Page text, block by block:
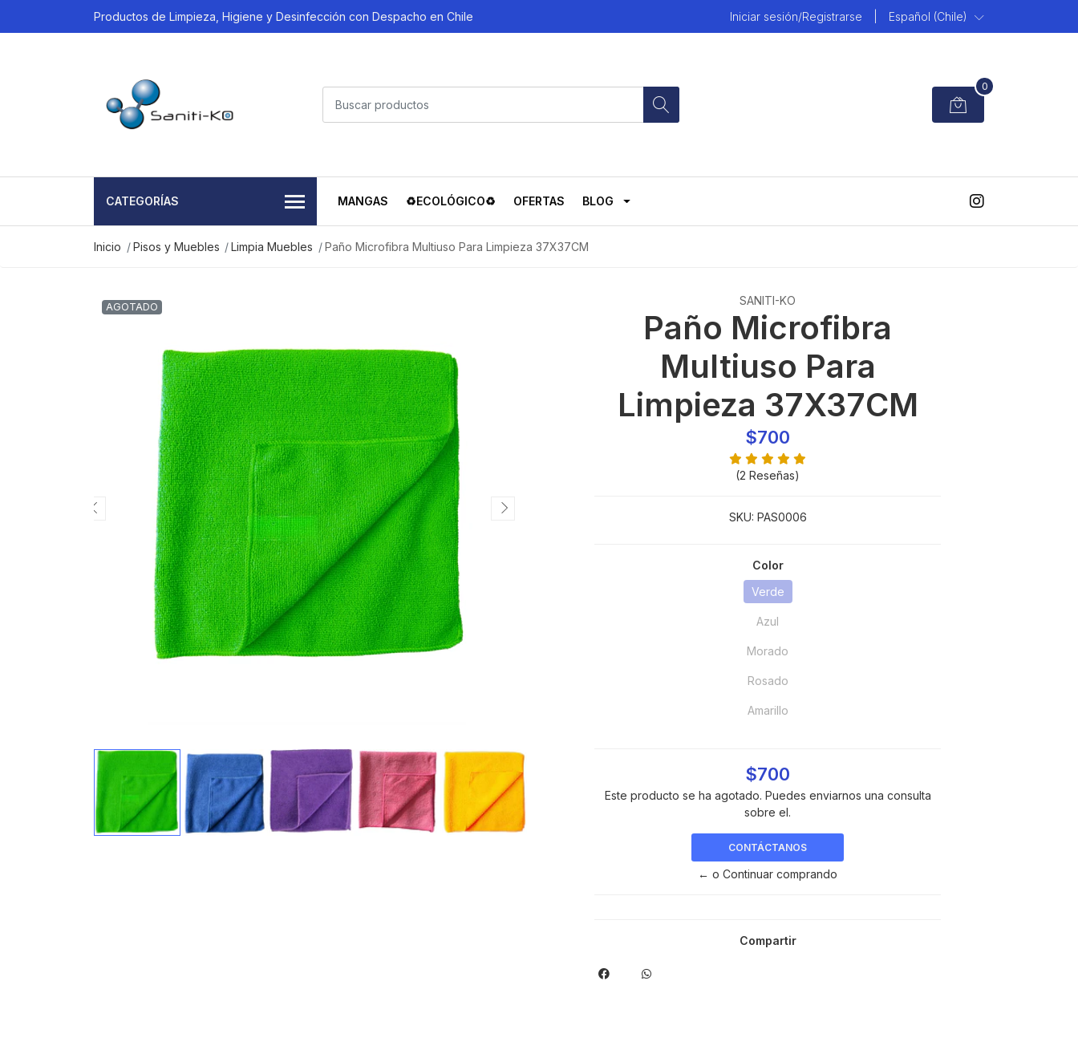
Productos de Limpieza, Higiene y Desinfección con Despacho en Chile Iniciar sesión/Registrarse Español (Chile)
0
CATEGORÍAS MANGAS ♻️ECOLÓGICO♻️ OFERTAS BLOG
Inicio Pisos y Muebles Limpia Muebles Paño Microfibra Multiuso Para Limpieza 37X37CM
AGOTADO SANITI-KO
Paño Microfibra
Multiuso Para
Limpieza 37X37CM
$700
(2 Reseñas)
SKU: PAS0006
Color
Verde
Azul
Morado
Rosado
Amarillo
$700
Este producto se ha agotado. Puedes enviarnos una consulta
sobre el.
CONTÁCTANOS
← o Continuar comprando
Compartir